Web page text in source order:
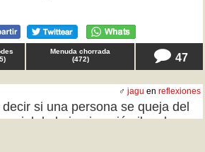
)
Menuda chorrada
(472) 47
♂ jagu en reflexiones
si una persona se queja del
de la inmigración ilegal, es